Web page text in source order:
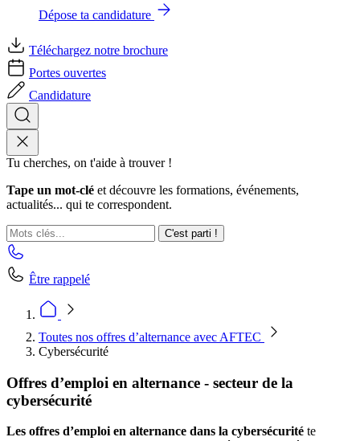
Dépose ta candidature
Téléchargez notre brochure
Portes ouvertes
Candidature
Tu cherches, on t'aide à trouver !
Tape un mot-clé et découvre les formations, événements,
actualités... qui te correspondent.
C'est parti !
Être rappelé
Toutes nos offres d’alternance avec AFTEC
Cybersécurité
Offres d’emploi en alternance - secteur de la
cybersécurité
Les offres d’emploi en alternance dans la cybersécurité te